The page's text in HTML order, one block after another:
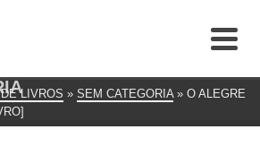
LIVROS » SEM CATEGORIA » O ALEGRE